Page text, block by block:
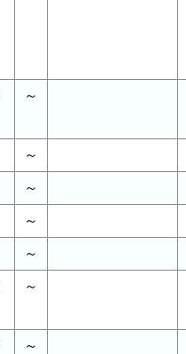
～
～
～
～
～
～
～